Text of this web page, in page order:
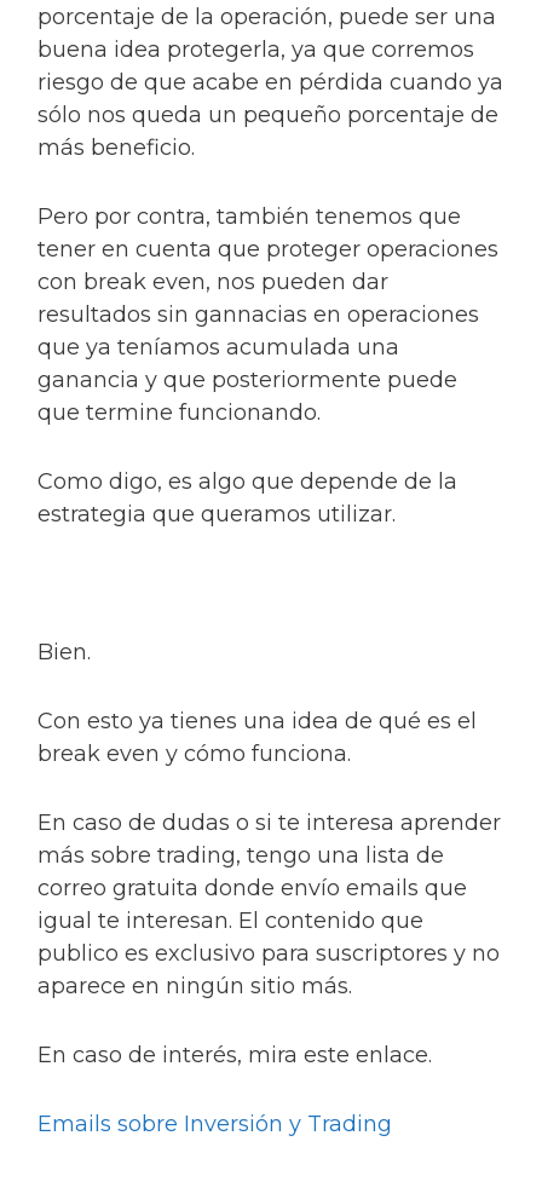
porcentaje de la operación, puede ser una
buena idea protegerla, ya que corremos
riesgo de que acabe en pérdida cuando ya
sólo nos queda un pequeño porcentaje de
más beneficio.
Pero por contra, también tenemos que
tener en cuenta que proteger operaciones
con break even, nos pueden dar
resultados sin gannacias en operaciones
que ya teníamos acumulada una
ganancia y que posteriormente puede
que termine funcionando.
Como digo, es algo que depende de la
estrategia que queramos utilizar.
Bien.
Con esto ya tienes una idea de qué es el
break even y cómo funciona.
En caso de dudas o si te interesa aprender
más sobre trading, tengo una lista de
correo gratuita donde envío emails que
igual te interesan. El contenido que
publico es exclusivo para suscriptores y no
aparece en ningún sitio más.
En caso de interés, mira este enlace.
Emails sobre Inversión y Trading